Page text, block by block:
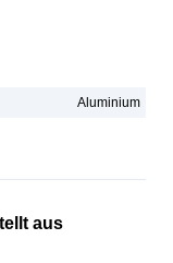
Aluminium
aus